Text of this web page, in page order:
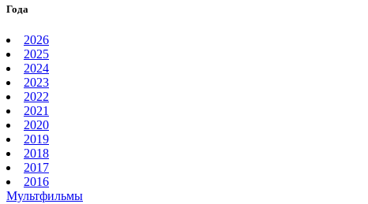
Года
2026
2025
2024
2023
2022
2021
2020
2019
2018
2017
2016
Мультфильмы